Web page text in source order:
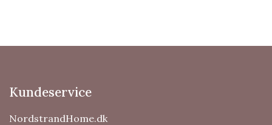
Kundeservice
NordstrandHome.dk